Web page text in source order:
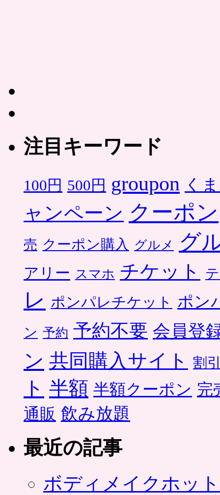
注目キーワード
100円 500円 groupon く
ャンペーン クーポン
売 クーポン購入 グルメ グ
アリー スマホ チケット
レ ポンパレチケット ポン
ン 予約 予約不要 会員登
ン 共同購入サイト 割
ト 半額 半額クーポン 完
通販 飲み放題
最近の記事
ボディメイクホッ